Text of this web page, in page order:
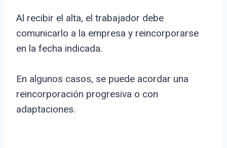
Al recibir el alta, el trabajador debe
comunicarlo a la empresa y reincorporarse
en la fecha indicada.
En algunos casos, se puede acordar una
reincorporación progresiva o con
adaptaciones.